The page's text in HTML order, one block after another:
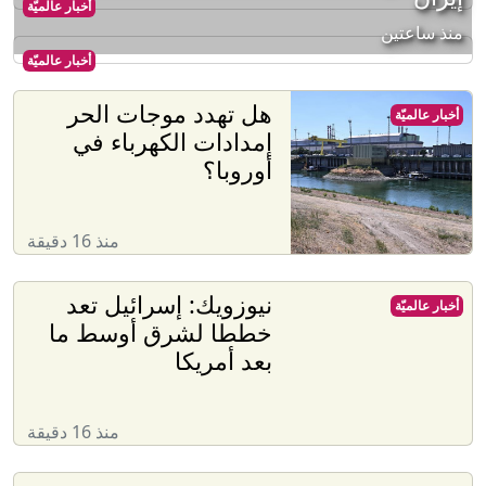
أخبار عالميّة
أخبار عالميّة
منذ ساعتين
هل تهدد موجات الحر
إمدادات الكهرباء في
أوروبا؟
منذ 16 دقيقة
أخبار عالميّة
نيوزويك: إسرائيل تعد
خططا لشرق أوسط ما
بعد أمريكا
منذ 16 دقيقة
أخبار عالميّة